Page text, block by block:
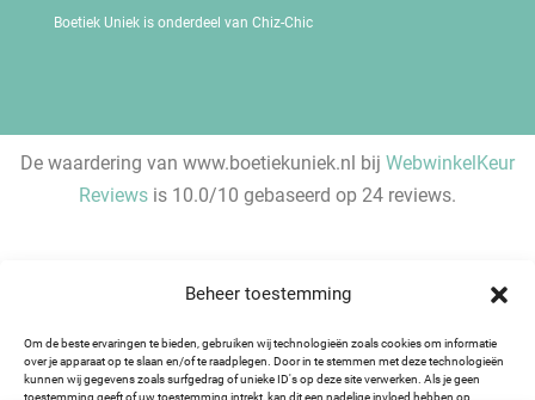
Beheer toestemming
Om de beste ervaringen te bieden, gebruiken wij technologieën zoals cookies om informatie
over je apparaat op te slaan en/of te raadplegen. Door in te stemmen met deze technologieën
kunnen wij gegevens zoals surfgedrag of unieke ID's op deze site verwerken. Als je geen
toestemming geeft of uw toestemming intrekt, kan dit een nadelige invloed hebben op
Boetiek Uniek is onderdeel van Chiz-Chic
De waardering van www.boetiekuniek.nl bij WebwinkelKeur
Reviews is 10.0/10 gebaseerd op 24 reviews.